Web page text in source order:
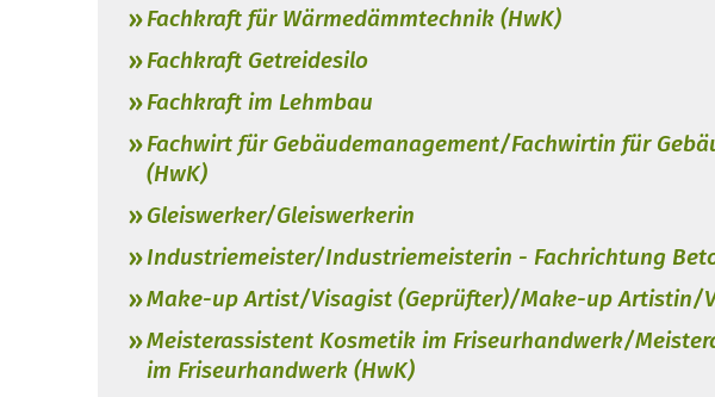
Fachkraft für Wärmedämmtechnik (HwK)
Fachkraft Getreidesilo
Fachkraft im Lehmbau
Fachwirt für Gebäudemanagement/Fachwirtin für
(HwK)
Gleiswerker/Gleiswerkerin
Industriemeister/Industriemeisterin - Fachrichtung
Make-up Artist/Visagist (Geprüfter)/Make-up Artistin/
Meisterassistent Kosmetik im Friseurhandwerk/
im Friseurhandwerk (HwK)